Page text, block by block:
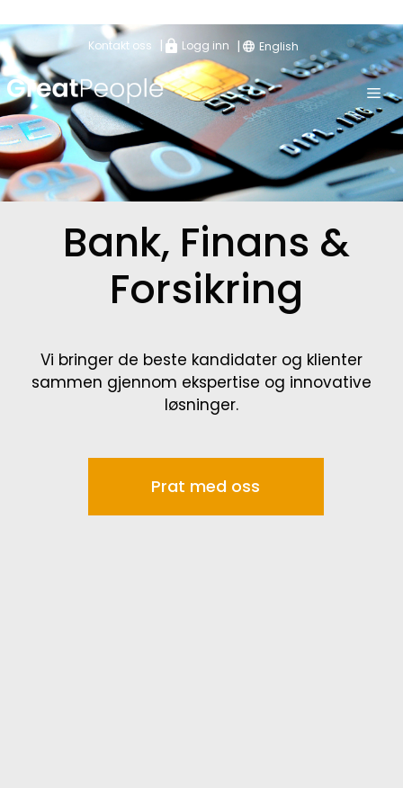
Kontakt oss | Logg inn | English
Bank, Finans &
Forsikring
Vi bringer de beste kandidater og klienter
sammen gjennom ekspertise og innovative
løsninger.
Prat med oss